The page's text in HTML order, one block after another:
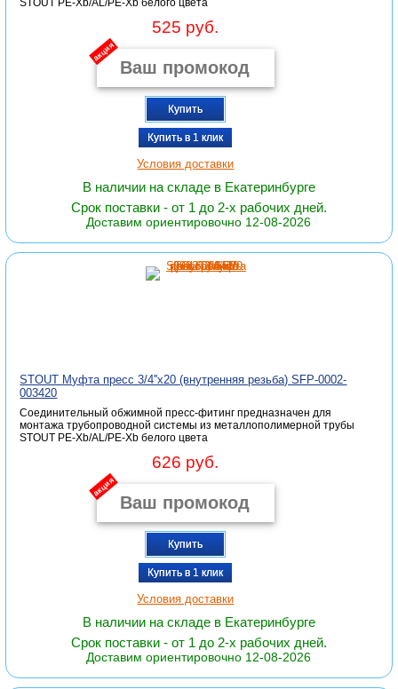
STOUT PE-Xb/AL/PE-Xb белого цвета
525 руб.
акция
Купить
Купить в 1 клик
Условия доставки
В наличии на складе в Екатеринбурге
Срок поставки - от 1 до 2-х рабочих дней.
Доставим ориентировочно 12-08-2026
STOUT Муфта пресс 3/4''x20 (внутренняя резьба) SFP-0002-
003420
Соединительный обжимной пресс-фитинг предназначен для
монтажа трубопроводной системы из металлополимерной трубы
STOUT PE-Xb/AL/PE-Xb белого цвета
626 руб.
акция
Купить
Купить в 1 клик
Условия доставки
В наличии на складе в Екатеринбурге
Срок поставки - от 1 до 2-х рабочих дней.
Доставим ориентировочно 12-08-2026